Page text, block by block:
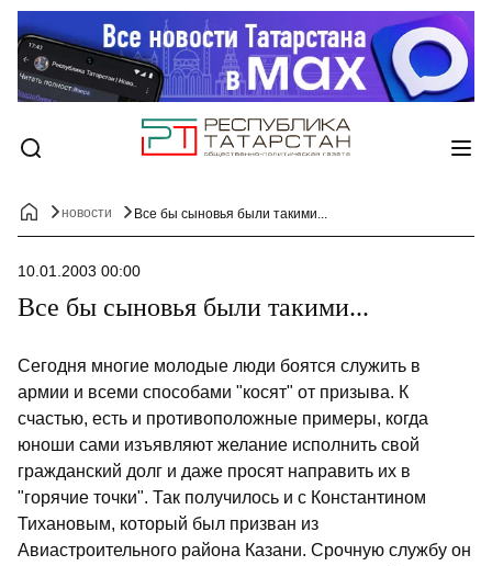
новости Все бы сыновья были такими...
10.01.2003 00:00
Все бы сыновья были такими...
Сегодня многие молодые люди боятся служить в
армии и всеми способами "косят" от призыва. К
счастью, есть и противоположные примеры, когда
юноши сами изъявляют желание исполнить свой
гражданский долг и даже просят направить их в
"горячие точки". Так получилось и с Константином
Тихановым, который был призван из
Авиастроительного района Казани. Срочную службу он